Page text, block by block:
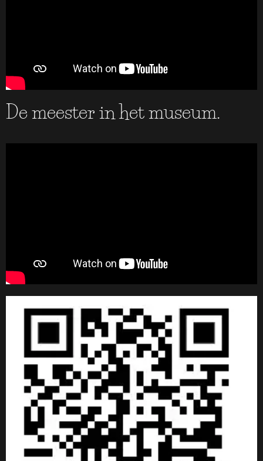
De meester in het museum.